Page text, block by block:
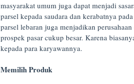
masyarakat umum juga dapat menjadi
parsel kepada saudara dan kerabatnya
parsel lebaran juga menjadikan
prospek pasar cukup besar. Karena
kepada para karyawannya.
Memilih Produk